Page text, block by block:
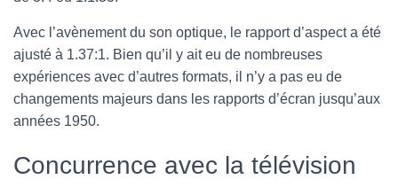
Avec l’avènement du son optique, le rapport d’aspect a été
ajusté à 1.37:1. Bien qu’il y ait eu de nombreuses
expériences avec d’autres formats, il n’y a pas eu de
changements majeurs dans les rapports d’écran jusqu’aux
années 1950.
Concurrence avec la télévision